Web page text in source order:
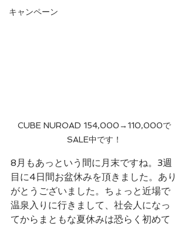
キャンペーン
CUBE NUROAD 154,000→110,000で
SALE中です！
8月もあっという間に月末ですね。3週
目に4日間お盆休みを頂きました。あり
がとうございました。ちょっと近場で
温泉入りに行きまして、社会人になっ
てからまともな夏休みは恐らく初めて